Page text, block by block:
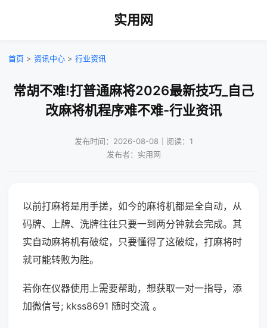
实用网
首页 > 资讯中心 > 行业资讯
常胡不难!打普通麻将2026最新技巧_自己
改麻将机程序难不难-行业资讯
发布时间：2026-08-08｜阅读：1
发布者：实用网
以前打麻将是用手搓，如今的麻将机都是全自动，从
码牌、上牌、洗牌往往只要一到两分钟就会完成。其
实自动麻将机有破绽，只要懂得了这破绽，打麻将时
就可能转败为胜。
若你在仪器使用上需要帮助，想获取一对一指导，添
加微信号; kkss8691 随时交流 。